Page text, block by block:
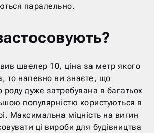
паралельно.
швелер 10, ціна за метр якого
то напевно ви знаєте, що
роду дуже затребувана в багатьох
популярністю користуються в
Максимальна міцність на вигин
ці вироби для будівництва